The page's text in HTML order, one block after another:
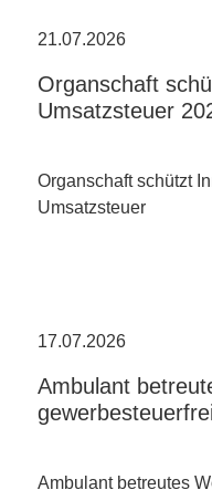
21.07.2026
Organschaft
Umsatzsteuer
Organschaft schützt
Umsatzsteuer
17.07.2026
Ambulant
Ambulant betreutes